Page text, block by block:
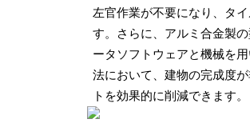
左官作業が不要になり、タ
す。さらに、アルミ合金製
ータソフトウェアと機械を
法において、建物の完成度
トを効果的に削減できます。